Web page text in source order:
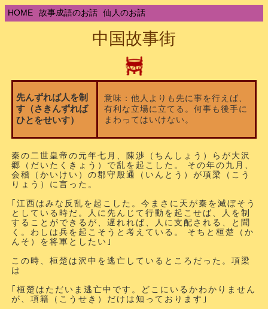
HOME 故事成語のお話 仙人のお話
中国故事街
先んずれば人を制
す（さきんずれば
ひとをせいす）
意味：他人よりも先に事を行えば、
有利な立場に立てる。何事も後手に
まわってはいけない。
秦の二世皇帝の元年七月、陳渉（ちんしょう）らが大沢
郷（だいたくきょう）で乱を起こした。 その年の九月、
会稽（かいけい）の郡守殷通（いんとう）が項梁（こう
りょう）に言った。
｢江西はみな反乱を起こした。今まさに天が秦を滅ぼそう
としている時だ。人に先んじて行動を起こせば、人を制
することができるが、遅れれば、人に支配される、と聞
く。わしは兵を起こそうと考えている。 そちと桓楚（か
んそ）を将軍としたい｣
この時、桓楚は沢中を逃亡しているところだった。項梁
は
｢桓楚はただいま逃亡中です。どこにいるかわかりません
が、項籍（こうせき）だけは知っております｣